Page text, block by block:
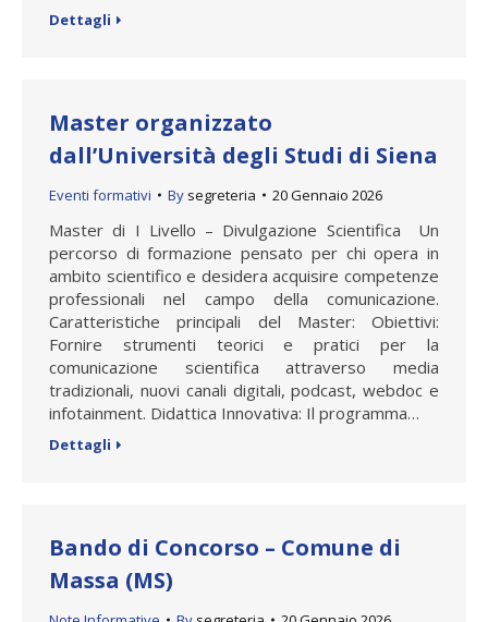
Dettagli
Master organizzato
dall’Università degli Studi di Siena
Eventi formativi By segreteria 20 Gennaio 2026
Master di I Livello – Divulgazione Scientifica Un
percorso di formazione pensato per chi opera in
ambito scientifico e desidera acquisire competenze
professionali nel campo della comunicazione.
Caratteristiche principali del Master: Obiettivi:
Fornire strumenti teorici e pratici per la
comunicazione scientifica attraverso media
tradizionali, nuovi canali digitali, podcast, webdoc e
infotainment. Didattica Innovativa: Il programma…
Dettagli
Bando di Concorso – Comune di
Massa (MS)